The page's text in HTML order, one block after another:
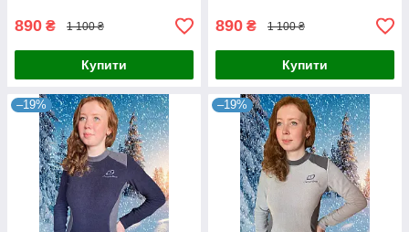
890 ₴ 1 100 ₴
Купити
890 ₴ 1 100 ₴
Купити
–19% –19%